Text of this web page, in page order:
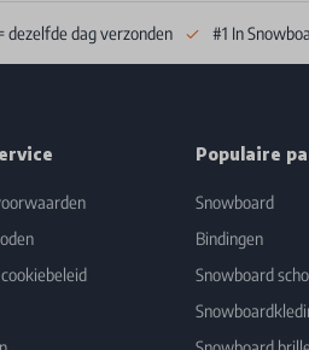
dezelfde dag verzonden #1 In
Populaire
Snowboard
Bindingen
Snowboard